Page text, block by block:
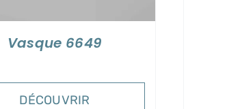
Vasque 6649
DÉCOUVRIR